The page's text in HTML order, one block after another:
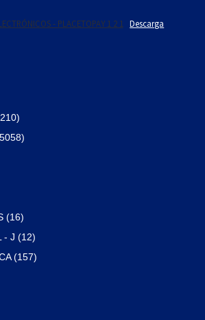
- PLACETOPAY 1 2 1 Descarga
(16)
- J (12)
(157)